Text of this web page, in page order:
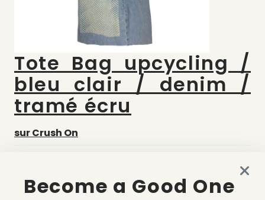
Tote Bag upcycling /
bleu clair / denim /
tramé écru
sur Crush On
upcyclés et sourcés, lavés et reconditionnés avec
beaucoup de précautions et de passions. L'objectif
Become a Good One